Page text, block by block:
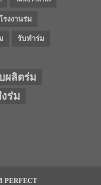
รงงานร่ม
รับทำร่ม
ผลิตร่ม
ร่ม
PERFECT